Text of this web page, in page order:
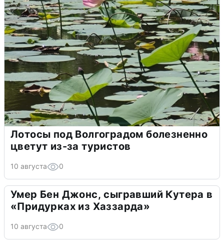
Лотосы под Волгоградом болезненно
цветут из-за туристов
10 августа 0
Умер Бен Джонс, сыгравший Кутера в
«Придурках из Хаззарда»
10 августа 0